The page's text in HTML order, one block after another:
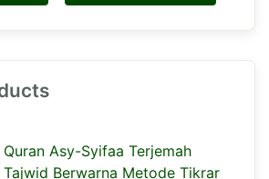
Quran Asy-Syifaa Terjemah
Tajwid Berwarna Metode Tikrar